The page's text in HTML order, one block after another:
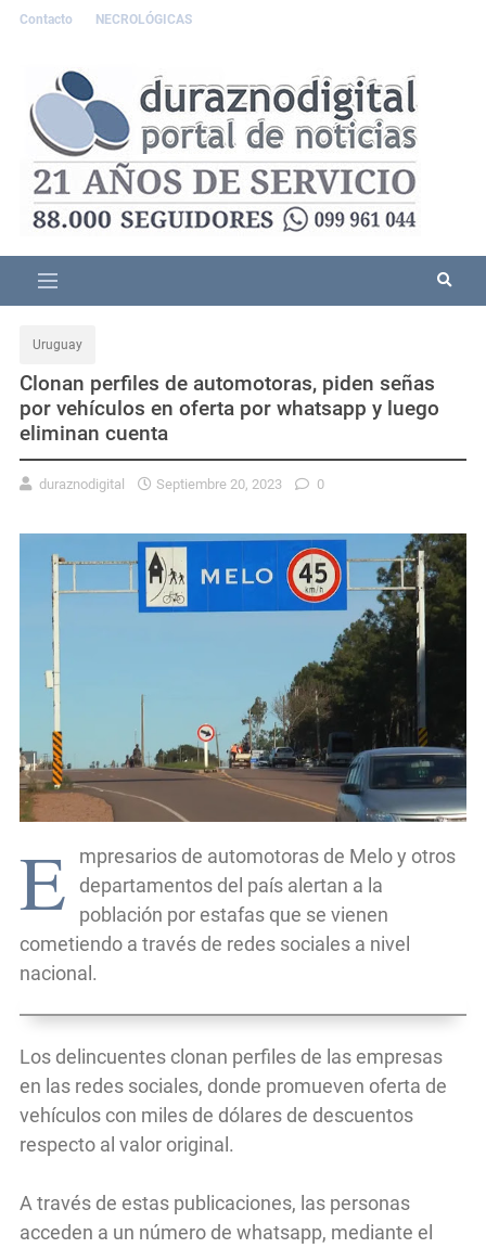
Contacto NECROLÓGICAS
Uruguay
Clonan perfiles de automotoras, piden señas
por vehículos en oferta por whatsapp y luego
eliminan cuenta
duraznodigital Septiembre 20, 2023 0
E
mpresarios de automotoras de Melo y otros
departamentos del país alertan a la
población por estafas que se vienen
cometiendo a través de redes sociales a nivel
nacional.
Los delincuentes clonan perfiles de las empresas
en las redes sociales, donde promueven oferta de
vehículos con miles de dólares de descuentos
respecto al valor original.
A través de estas publicaciones, las personas
acceden a un número de whatsapp, mediante el